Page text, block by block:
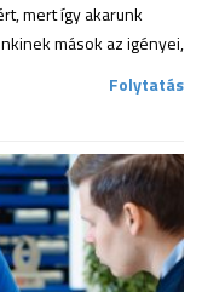
mert így akarunk
mások az igényei,
Folytatás